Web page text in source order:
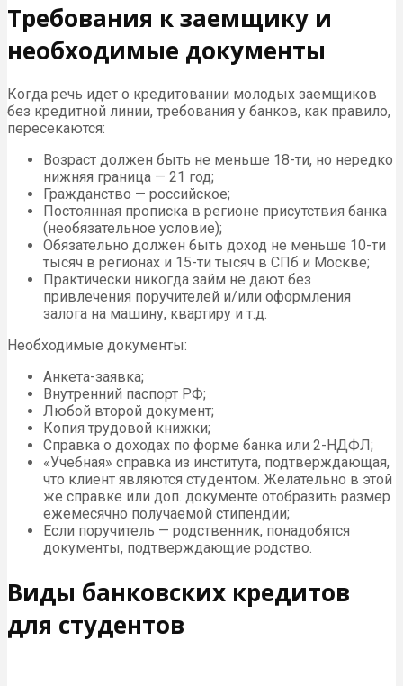
Требования к заемщику и
необходимые документы
Когда речь идет о кредитовании молодых заемщиков
без кредитной линии, требования у банков, как правило,
пересекаются:
Возраст должен быть не меньше 18-ти, но нередко
нижняя граница — 21 год;
Гражданство — российское;
Постоянная прописка в регионе присутствия банка
(необязательное условие);
Обязательно должен быть доход не меньше 10-ти
тысяч в регионах и 15-ти тысяч в СПб и Москве;
Практически никогда займ не дают без
привлечения поручителей и/или оформления
залога на машину, квартиру и т.д.
Необходимые документы:
Анкета-заявка;
Внутренний паспорт РФ;
Любой второй документ;
Копия трудовой книжки;
Справка о доходах по форме банка или 2-НДФЛ;
«Учебная» справка из института, подтверждающая,
что клиент являются студентом. Желательно в этой
же справке или доп. документе отобразить размер
ежемесячно получаемой стипендии;
Если поручитель — родственник, понадобятся
документы, подтверждающие родство.
Виды банковских кредитов
для студентов